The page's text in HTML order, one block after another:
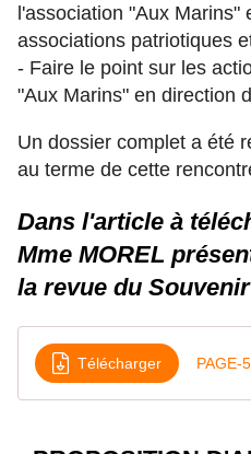
l'association "Aux Marins"
associations patriotiques
- Faire le point sur les
"Aux Marins" en direction
Un dossier complet a été
au terme de cette
Dans l'article à
Mme MOREL
la revue du
Télécharger PAGE-